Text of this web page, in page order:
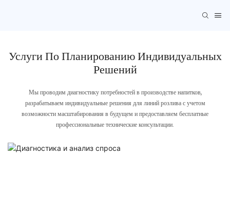
Услуги По Планированию Индивидуальных
Решений
Мы проводим диагностику потребностей в производстве напитков,
разрабатываем индивидуальные решения для линий розлива с учетом
возможности масштабирования в будущем и предоставляем бесплатные
профессиональные технические консультации.